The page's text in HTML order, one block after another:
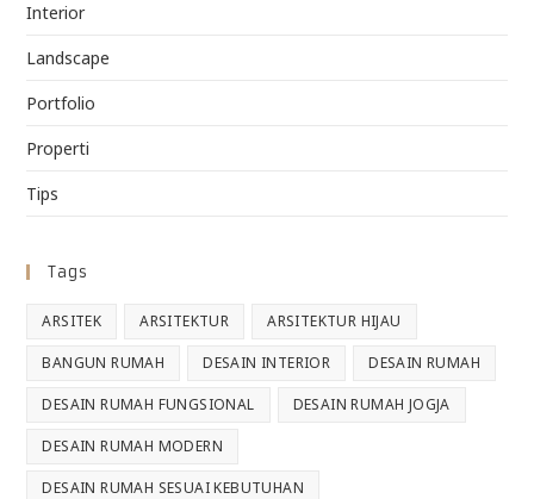
Interior
Landscape
Portfolio
Properti
Tips
Tags
ARSITEK ARSITEKTUR ARSITEKTUR HIJAU
BANGUN RUMAH DESAIN INTERIOR DESAIN RUMAH
DESAIN RUMAH FUNGSIONAL DESAIN RUMAH JOGJA
DESAIN RUMAH MODERN
DESAIN RUMAH SESUAI KEBUTUHAN